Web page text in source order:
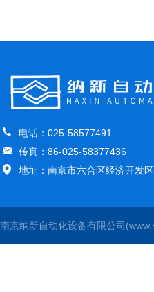
电话：025-58577491
传真：86-025-58377436
地址：南京市六合区经济开发
南京纳新自动化设备有限公司